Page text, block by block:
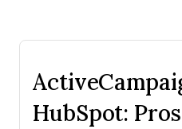
HubSpot: